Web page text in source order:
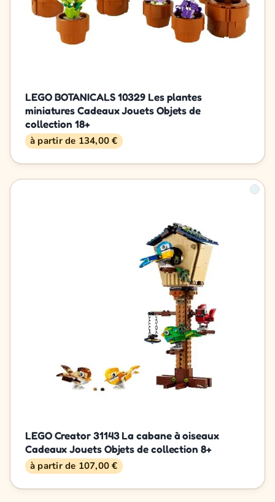
LEGO BOTANICALS 10329 Les plantes
miniatures Cadeaux Jouets Objets de
collection 18+
à partir de 134,00 €
LEGO Creator 31143 La cabane à oiseaux
Cadeaux Jouets Objets de collection 8+
à partir de 107,00 €